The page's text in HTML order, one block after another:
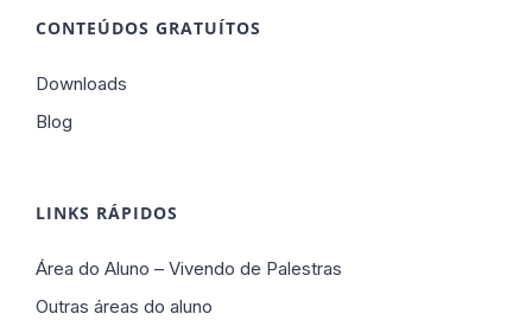
CONTEÚDOS GRATUÍTOS
Downloads
Blog
LINKS RÁPIDOS
Área do Aluno – Vivendo de Palestras
Outras áreas do aluno